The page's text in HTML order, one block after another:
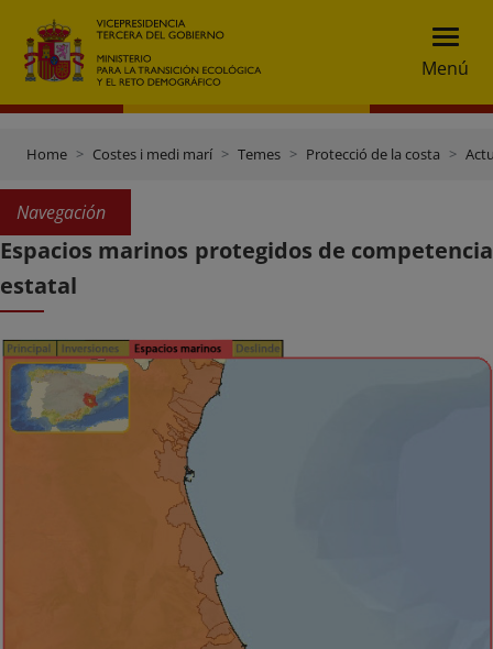
Menú
Home Costes i medi marí Temes Protecció de la costa
Navegación
Espacios marinos protegidos de competencia
estatal